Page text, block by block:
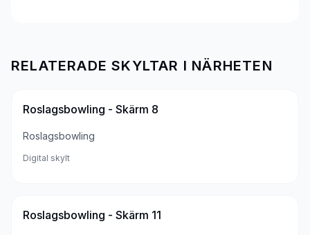
RELATERADE SKYLTAR I NÄRHETEN
Roslagsbowling - Skärm 8
Roslagsbowling
Digital skylt
Roslagsbowling - Skärm 11